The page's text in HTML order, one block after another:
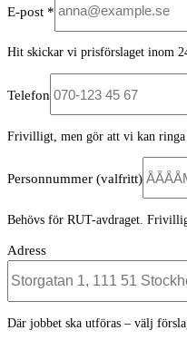
E-post *
Hit skickar vi prisförslaget inom
Telefon
Frivilligt, men gör att vi kan ringa
Personnummer (valfritt)
Behövs för RUT-avdraget.
Adress
Där jobbet ska utföras – välj